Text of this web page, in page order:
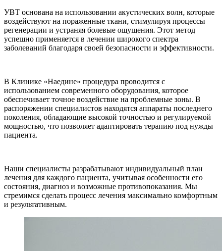
УВТ основана на использовании акустических волн, которые
воздействуют на пораженные ткани, стимулируя процессы
регенерации и устраняя болевые ощущения. Этот метод
успешно применяется в лечении широкого спектра
заболеваний благодаря своей безопасности и эффективности.
В Клинике «Наедине» процедура проводится с
использованием современного оборудования, которое
обеспечивает точное воздействие на проблемные зоны. В
распоряжении специалистов находятся аппараты последнего
поколения, обладающие высокой точностью и регулируемой
мощностью, что позволяет адаптировать терапию под нужды
пациента.
Наши специалисты разрабатывают индивидуальный план
лечения для каждого пациента, учитывая особенности его
состояния, диагноз и возможные противопоказания. Мы
стремимся сделать процесс лечения максимально комфортным
и результативным.